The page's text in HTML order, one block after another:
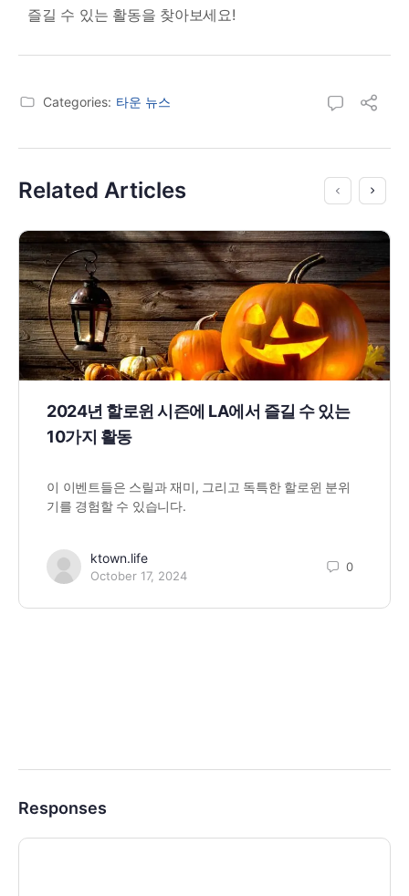
즐길 수 있는 활동을 찾아보세요!
Categories: 타운 뉴스
Related Articles
2024년 할로윈 시즌에 LA에서 즐길 수 있는
10가지 활동
이 이벤트들은 스릴과 재미, 그리고 독특한 할로윈 분위
기를 경험할 수 있습니다.
ktown.life
October 17, 2024
0
Responses